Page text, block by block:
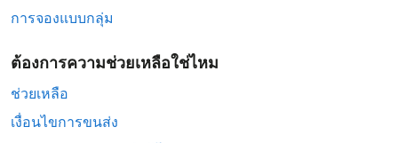
การจองแบบกลุ่ม
ต้องการความช่วยเหลือใช่ไหม
ช่วยเหลือ
เงื่อนไขการขนส่ง